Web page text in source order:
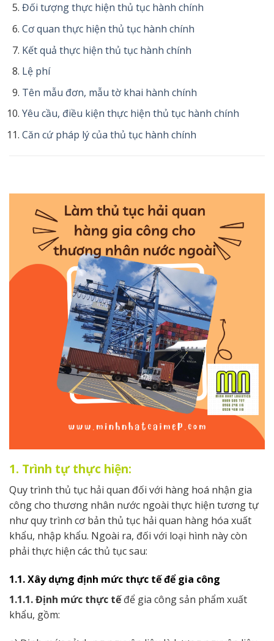
Đối tượng thực hiện thủ tục hành chính
Cơ quan thực hiện thủ tục hành chính
Kết quả thực hiện thủ tục hành chính
Lệ phí
Tên mẫu đơn, mẫu tờ khai hành chính
Yêu cầu, điều kiện thực hiện thủ tục hành chính
Căn cứ pháp lý của thủ tục hành chính
1. Trình tự thực hiện:
Quy trình thủ tục hải quan đối với hàng hoá nhận gia
công cho thương nhân nước ngoài thực hiện tương tự
như quy trình cơ bản thủ tục hải quan hàng hóa xuất
khẩu, nhập khẩu. Ngoài ra, đối với loại hình này còn
phải thực hiện các thủ tục sau:
1.1. Xây dựng định mức thực tế để gia công
1.1.1. Định mức thực tếđể gia công sản phẩm xuất
khẩu, gồm: